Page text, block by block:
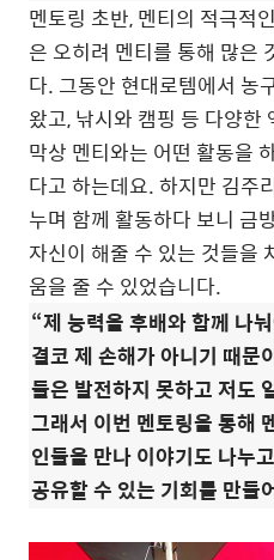
멘토링 초반, 멘티의 적극적
은 오히려 멘티를 통해 많은
다. 그동안 현대로템에서 농
왔고, 낚시와 캠핑 등 다양한
막상 멘티와는 어떤 활동을
다고 하는데요. 하지만 김주
누며 함께 활동하다 보니 금
자신이 해줄 수 있는 것들을
움을 줄 수 있었습니다.
“제 능력을 후배와 함께 나
결코 제 손해가 아니기 때문
들은 발전하지 못하고 저도
그래서 이번 멘토링을 통해
인들을 만나 이야기도 나누
공유할 수 있는 기회를 만들